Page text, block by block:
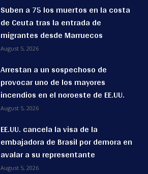
Suben a 75 los muertos en la costa
de Ceuta tras la entrada de
migrantes desde Marruecos
August 5, 2026
Arrestan a un sospechoso de
provocar uno de los mayores
incendios en el noroeste de EE.UU.
August 5, 2026
EE.UU. cancela la visa de la
embajadora de Brasil por demora en
avalar a su representante
August 5, 2026